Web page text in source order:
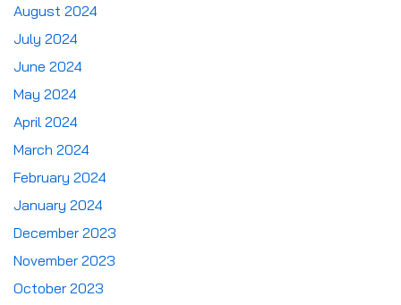
August 2024
July 2024
June 2024
May 2024
April 2024
March 2024
February 2024
January 2024
December 2023
November 2023
October 2023